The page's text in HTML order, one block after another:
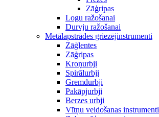
Zāģripas
Logu ražošanai
Durvju ražošanai
Metālapstrādes griezējinstrumenti
Zāģlentes
Zāģripas
Kroņurbji
Spirālurbji
Gremdurbji
Pakāpjurbji
Berzes urbji
Vītņu veidošanas instrumenti